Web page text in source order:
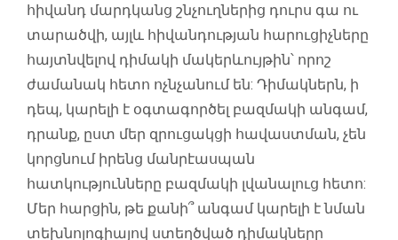
հիվանդ մարդկանց շնչուղներից դուրս գա ու
տարածվի, այլև հիվանդության հարուցիչները
հայտնվելով դիմակի մակերևույթին՝ որոշ
ժամանակ հետո ոչնչանում են: Դիմակներն, ի
դեպ, կարելի է օգտագործել բազմակի անգամ,
դրանք, ըստ մեր զրուցակցի հավաստման, չեն
կորցնում իրենց մանրէասպան
հատկությունները բազմակի լվանալուց հետո:
Մեր հարցին, թե քանի՞ անգամ կարելի է նման
տեխնոլոգիայով ստեղծված դիմակները